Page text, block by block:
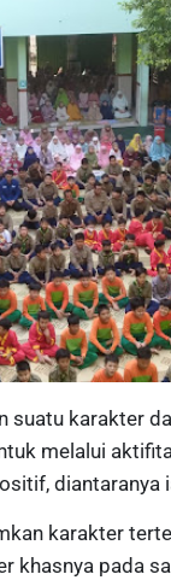
suatu karakter
melalui
diantaranya
karakter
khasnya pada